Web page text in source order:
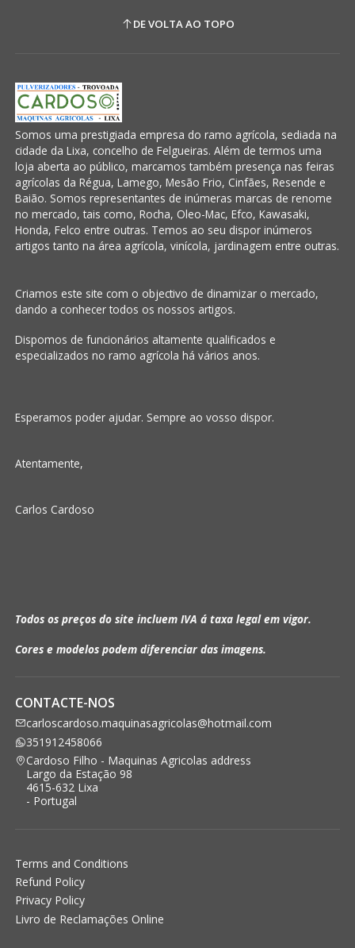
DE VOLTA AO TOPO
Somos uma prestigiada empresa do ramo agrícola, sediada na
cidade da Lixa, concelho de Felgueiras. Além de termos uma
loja aberta ao público, marcamos também presença nas feiras
agrícolas da Régua, Lamego, Mesão Frio, Cinfães, Resende e
Baião. Somos representantes de inúmeras marcas de renome
no mercado, tais como, Rocha, Oleo-Mac, Efco, Kawasaki,
Honda, Felco entre outras. Temos ao seu dispor inúmeros
artigos tanto na área agrícola, vinícola, jardinagem entre outras.
Criamos este site com o objectivo de dinamizar o mercado,
dando a conhecer todos os nossos artigos.
Dispomos de funcionários altamente qualificados e
especializados no ramo agrícola há vários anos.
Esperamos poder ajudar. Sempre ao vosso dispor.
Atentamente,
Carlos Cardoso
Todos os preços do site incluem IVA á taxa legal em vigor.
Cores e modelos podem diferenciar das imagens.
CONTACTE-NOS
carloscardoso.maquinasagricolas@hotmail.com
351912458066
Cardoso Filho - Maquinas Agricolas address
Largo da Estação 98
4615-632 Lixa
- Portugal
Terms and Conditions
Refund Policy
Privacy Policy
Livro de Reclamações Online